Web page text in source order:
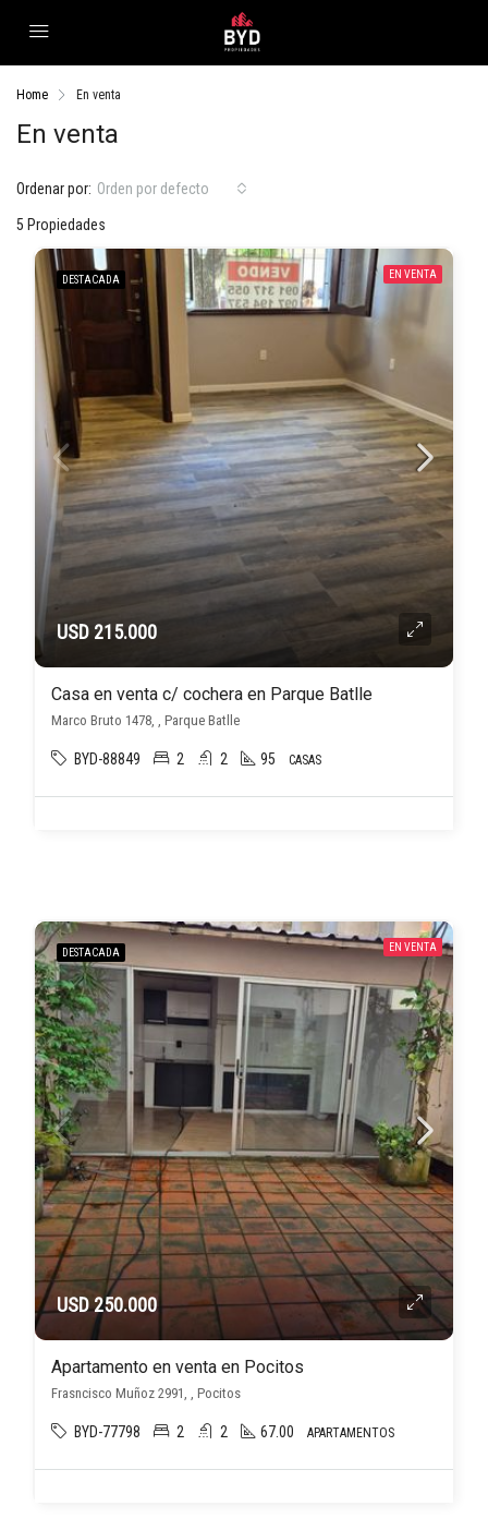
Home En venta
En venta
5 Propiedades
Ordenar por: Orden por defecto
DESTACADA EN VENTA
USD 215.000
Casa en venta c/ cochera en Parque Batlle
Marco Bruto 1478, , Parque Batlle
BYD-88849 2 2 95 CASAS
DESTACADA EN VENTA
USD 250.000
Apartamento en venta en Pocitos
Frasncisco Muñoz 2991, , Pocitos
BYD-77798 2 2 67.00 APARTAMENTOS